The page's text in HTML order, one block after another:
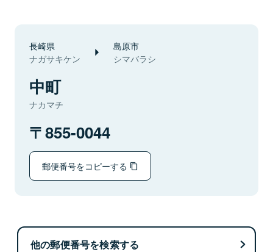
長崎県
ナガサキケン
島原市
シマバラシ
中町
ナカマチ
855-0044
郵便番号をコピーする
他の郵便番号を検索する